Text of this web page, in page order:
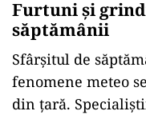
Furtuni și
săptămânii
Sfârșitul de
fenomene meteo
din țară.